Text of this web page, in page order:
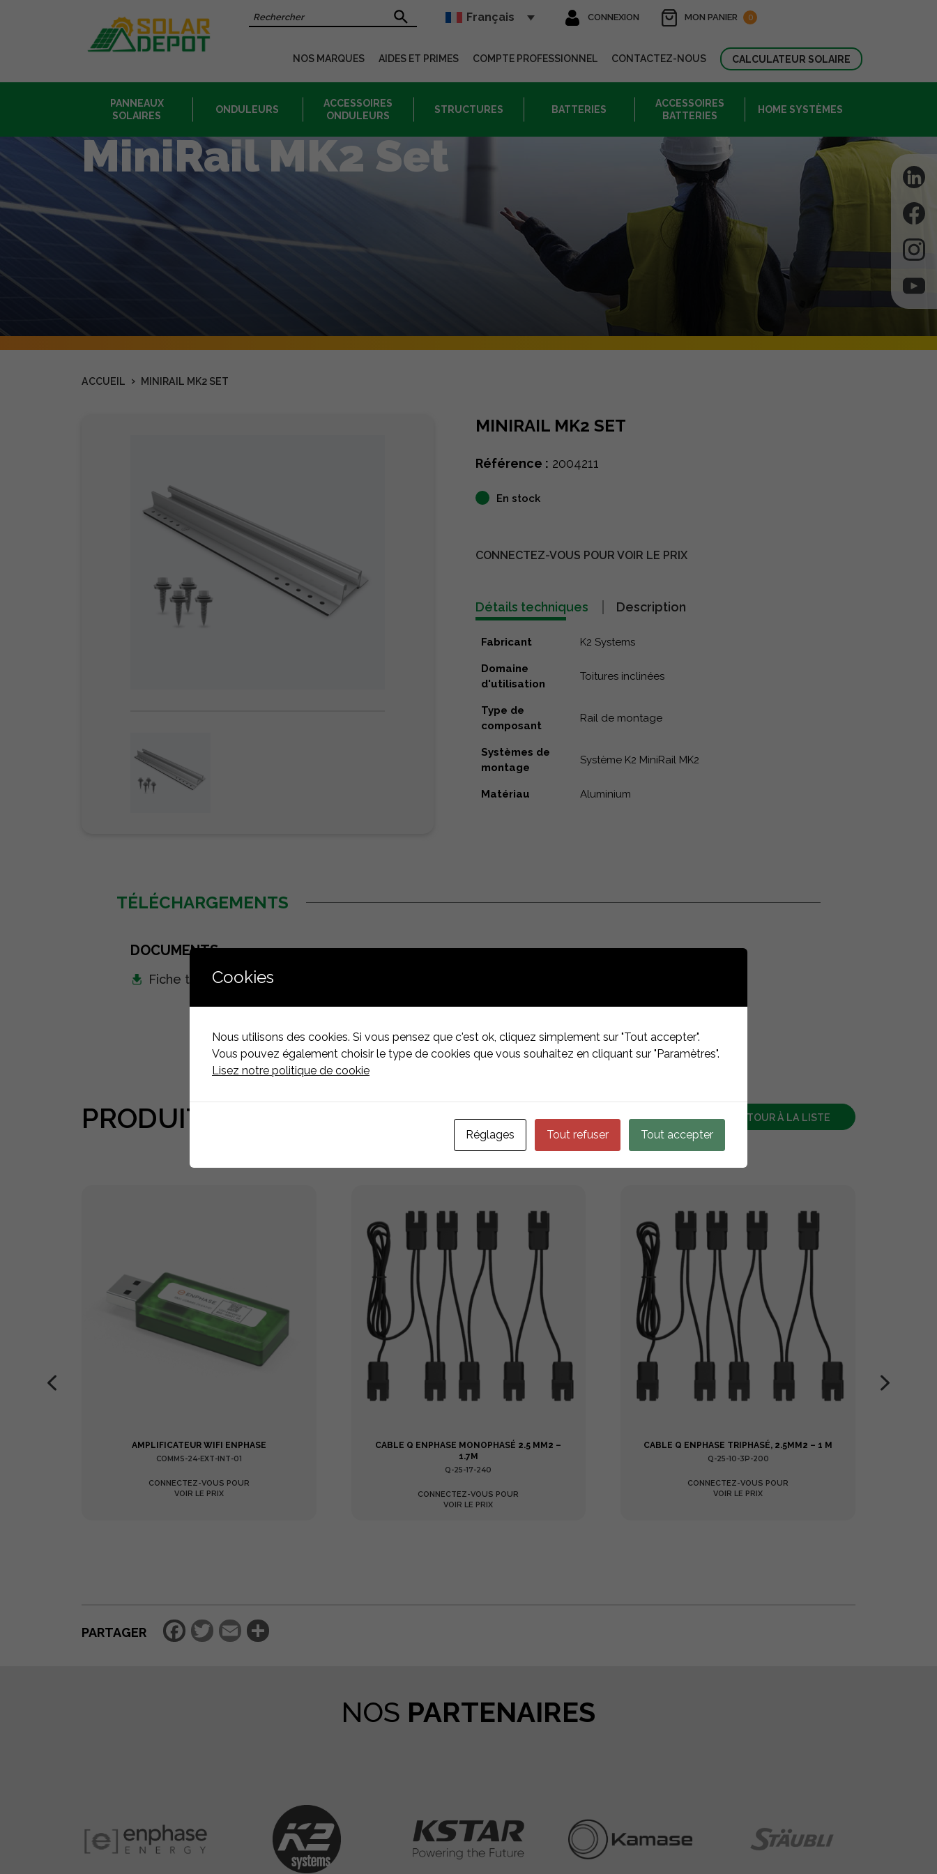
Recherche sur le site Français CONNEXION MON PANIER 0
NOS MARQUES AIDES ET PRIMES COMPTE PROFESSIONNEL CONTACTEZ-NOUS CALCULATEUR SOLAIRE
PANNEAUX
SOLAIRES
ONDULEURS
ACCESSOIRES
ONDULEURS
STRUCTURES BATTERIES
ACCESSOIRES
BATTERIES
HOME SYSTÈMES
MiniRail MK2 Set
ACCUEIL › MINIRAIL MK2 SET
MINIRAIL MK2 SET
Référence : 2004211
En stock
CONNECTEZ-VOUS POUR VOIR LE PRIX
Détails techniques Description
Fabricant K2 Systems
Domaine
d'utilisation
Toitures inclinées
Type de
composant
Rail de montage
Systèmes de
montage
Système K2 MiniRail MK2
Matériau Aluminium
TÉLÉCHARGEMENTS
DOCUMENTS
Fiche technique
PRODUITS RETOUR À LA LISTE
AMPLIFICATEUR WIFI ENPHASE
COMMS-24-EXT-INT-01
CONNECTEZ-VOUS POUR
VOIR LE PRIX
CABLE Q ENPHASE MONOPHASÉ 2.5 MM2 –
1.7M
Q-25-17-240
CONNECTEZ-VOUS POUR
VOIR LE PRIX
CABLE Q ENPHASE TRIPHASÉ, 2.5MM2 – 1 M
Q-25-10-3P-200
CONNECTEZ-VOUS POUR
VOIR LE PRIX
PARTAGER Facebook
Twitter
Email
NOS PARTENAIRES
Cookies
Nous utilisons des cookies. Si vous pensez que c'est ok, cliquez simplement sur "Tout accepter".
Vous pouvez également choisir le type de cookies que vous souhaitez en cliquant sur "Paramètres".
Lisez notre politique de cookie
Réglages Tout refuser Tout accepter